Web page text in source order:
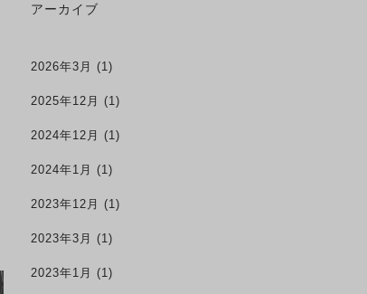
アーカイブ
2026年3月 (1)
2025年12月 (1)
2024年12月 (1)
2024年1月 (1)
2023年12月 (1)
2023年3月 (1)
2023年1月 (1)